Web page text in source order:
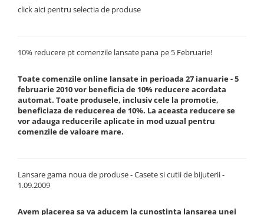
click aici pentru selectia de produse
10% reducere pt comenzile lansate pana pe 5 Februarie!
Toate comenzile online lansate in perioada 27 ianuarie - 5
februarie 2010 vor beneficia de 10% reducere acordata
automat. Toate produsele, inclusiv cele la promotie,
beneficiaza de reducerea de 10%. La aceasta reducere se
vor adauga reducerile aplicate in mod uzual pentru
comenzile de valoare mare.
Lansare gama noua de produse - Casete si cutii de bijuterii -
1.09.2009
Avem placerea sa va aducem la cunostinta lansarea unei